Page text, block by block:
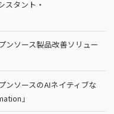
スタント・
ンソース製品改善ソリュー
ソースのAIネイティブな
」